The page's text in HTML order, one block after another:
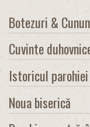
Botezuri &
Cuvinte
Istoricul parohiei
Noua biserică